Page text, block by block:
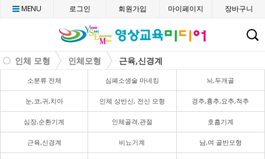
CMENU 로그인 회원가입 마이페이지 장바구니
인체 모형 인체모형 근육,신경계
소분류 전체 심폐소생술 마네킹 뇌,두개골
눈,코,귀,치아 인체 상반신, 전신 모형 경추,흉추,요추,척추
심장,순환기계 인체골격,관절 호흡기계
근육,신경계 비뇨기계 남,여 골반모형